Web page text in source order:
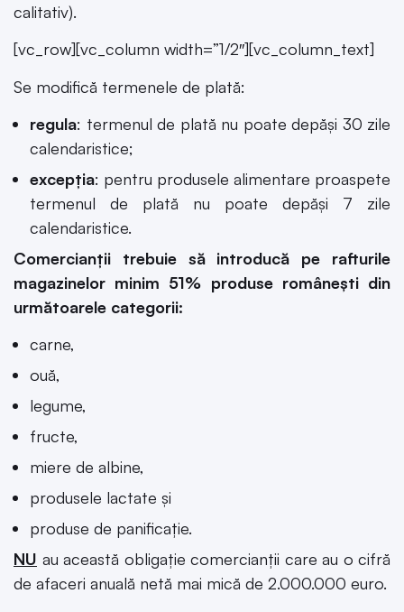
calitativ).
[vc_row][vc_column width=”1/2″][vc_column_text]
Se modifică termenele de plată:
regula: termenul de plată nu poate depăși 30 zile
calendaristice;
excepția: pentru produsele alimentare proaspete
termenul de plată nu poate depăși 7 zile
calendaristice.
Comercianții trebuie să introducă pe rafturile
magazinelor minim 51% produse românești din
următoarele categorii:
carne,
ouă,
legume,
fructe,
miere de albine,
produsele lactate şi
produse de panificaţie.
NU au această obligație comercianții care au o cifră
de afaceri anuală netă mai mică de 2.000.000 euro.